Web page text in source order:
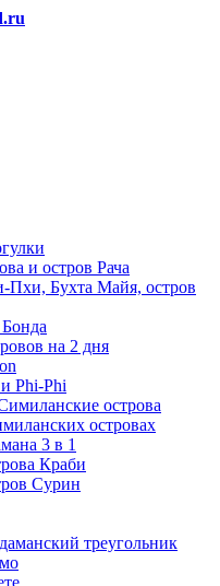
и остров Рача
Пхи, Бухта Майя, остров
на 2 дня
Phi-Phi
острова
островах
3 в 1
Краби
Сурин
треугольник